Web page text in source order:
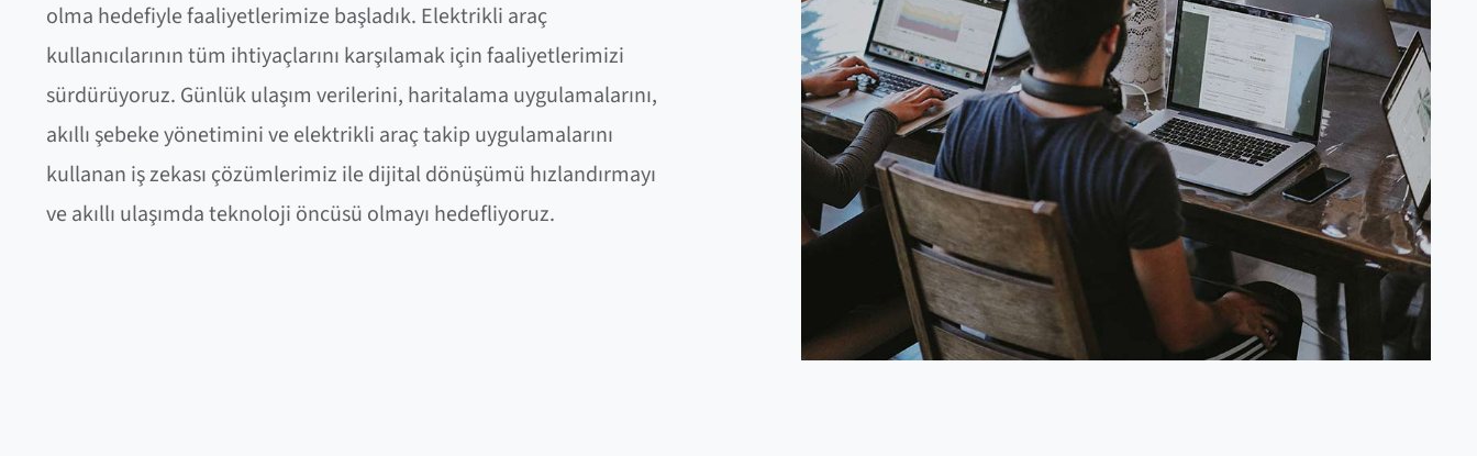
olma hedefiyle faaliyetlerimize başladık. Elektrikli araç
kullanıcılarının tüm ihtiyaçlarını karşılamak için faaliyetlerimizi
sürdürüyoruz. Günlük ulaşım verilerini, haritalama uygulamalarını,
akıllı şebeke yönetimini ve elektrikli araç takip uygulamalarını
kullanan iş zekası çözümlerimiz ile dijital dönüşümü hızlandırmayı
ve akıllı ulaşımda teknoloji öncüsü olmayı hedefliyoruz.